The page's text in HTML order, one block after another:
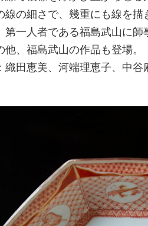
線の細さで、幾重にも線を
第一人者である福島武山に
他、福島武山の作品も登場。
織田恵美、河端理恵子、中谷